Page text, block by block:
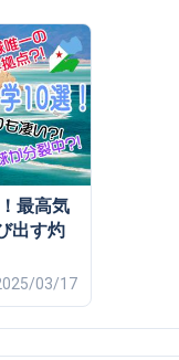
最高気
出す灼
03/17